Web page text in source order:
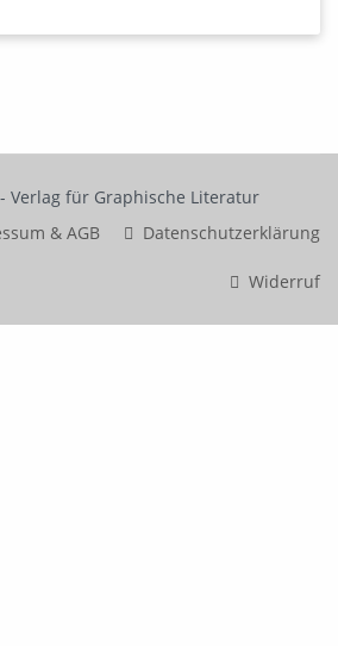
Verlag für Graphische Literatur
& AGB
Datenschutzerklärung
Widerruf